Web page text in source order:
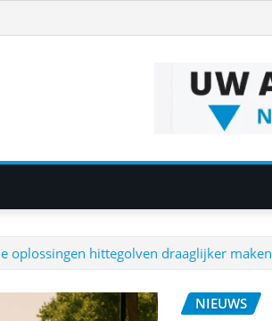
oplossingen hittegolven draaglijker maken
NIEUWS